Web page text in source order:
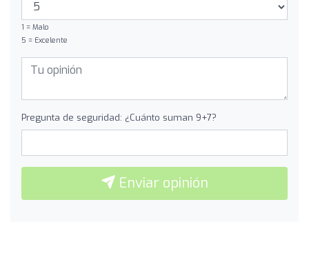
1 = Malo
5 = Excelente
Pregunta de seguridad: ¿Cuánto suman 9+7?
Enviar opinión